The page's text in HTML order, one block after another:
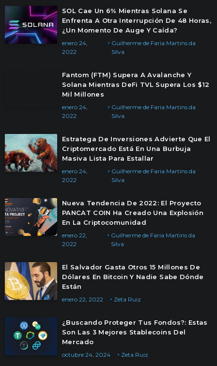
SOL Cae Un 6% Mientras Solana Se
Enfrenta A Otra Interrupción De 48 Horas,
¿Un Momento De Auge Y Caída?
Guilherme de Faria Martins da
Silva
enero 24,
2022
Fantom (FTM) Supera A Avalanche Y
Solana Mientras DeFi TVL Supera Los $12
Mil Millones
Guilherme de Faria Martins da
Silva
enero 24,
2022
Estratega De Inversiones Advierte Que El
Criptomercado Está En Una Burbuja
Masiva Lista Para Estallar
Guilherme de Faria Martins da
Silva
enero 24,
2022
Nueva Tendencia De 2022: El Proyecto
PANCAT COIN Ha Creado Una Explosión
En La Criptocomunidad
Guilherme de Faria Martins da
Silva
enero 22,
2022
El Salvador Gasta Otros 15 Millones De
Dólares En Bitcoin Y Nadie Sabe Dónde
Están
Zeta Ruiz
enero 22, 2022
¿Buscando Proteger Tus Fondos?: Estas
Son Las 3 Mejores Stablecoins Del
Mercado
Zeta Ruiz
octubre 24, 2024